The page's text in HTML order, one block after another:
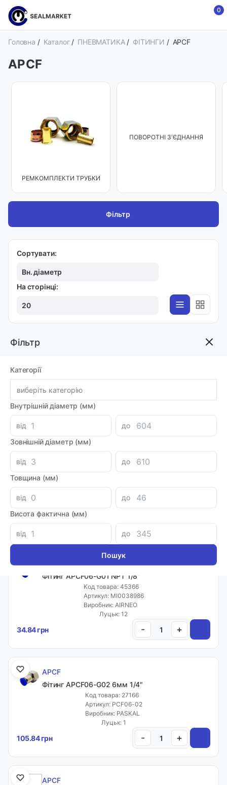
0
Фільтр
Категорії
виберіть категорію
Внутрішній діаметр (мм)
від
до
Зовнішній діаметр (мм)
від
до
Товщина (мм)
від
до
Висота фактична (мм)
від до
Головна / Каталог / ПНЕВМАТИКА / ФІТИНГИ / APCF
APCF
РЕМКОМПЛЕКТИ ТРУБКИ
ПОВОРОТНІ З'ЄДНАННЯ
Фільтр
Сортувати:
Вн. діаметр
На сторінці:
20
33.28 грн
Фітинг APCF04-G02 4мм NPT 1/4"
Артикул: MI0046415
Виробник: AIRNEO
Луцьк: 9
APCF
Фітинг APCF06-G01 NPT 1/8"
Код товара: 45366
Артикул: MI0038986
Виробник: AIRNEO
Луцьк: 12
34.84 грн - +
APCF
Фітинг APCF06-G02 6мм 1/4"
Код товара: 27166
Артикул: PCF06-02
Виробник: PASKAL
Луцьк: 1
105.84 грн - +
APCF